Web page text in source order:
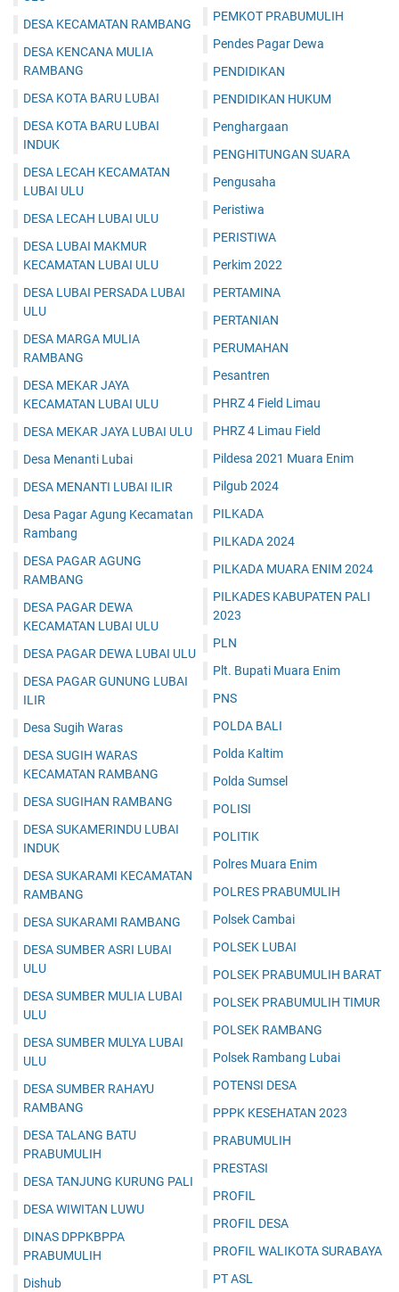
DESA KECAMATAN RAMBANG
DESA KENCANA MULIA
RAMBANG
DESA KOTA BARU LUBAI
DESA KOTA BARU LUBAI
INDUK
DESA LECAH KECAMATAN
LUBAI ULU
DESA LECAH LUBAI ULU
DESA LUBAI MAKMUR
KECAMATAN LUBAI ULU
DESA LUBAI PERSADA LUBAI
ULU
DESA MARGA MULIA
RAMBANG
DESA MEKAR JAYA
KECAMATAN LUBAI ULU
DESA MEKAR JAYA LUBAI ULU
Desa Menanti Lubai
DESA MENANTI LUBAI ILIR
Desa Pagar Agung Kecamatan
Rambang
DESA PAGAR AGUNG
RAMBANG
DESA PAGAR DEWA
KECAMATAN LUBAI ULU
DESA PAGAR DEWA LUBAI ULU
DESA PAGAR GUNUNG LUBAI
ILIR
Desa Sugih Waras
DESA SUGIH WARAS
KECAMATAN RAMBANG
DESA SUGIHAN RAMBANG
DESA SUKAMERINDU LUBAI
INDUK
DESA SUKARAMI KECAMATAN
RAMBANG
DESA SUKARAMI RAMBANG
DESA SUMBER ASRI LUBAI
ULU
DESA SUMBER MULIA LUBAI
ULU
DESA SUMBER MULYA LUBAI
ULU
DESA SUMBER RAHAYU
RAMBANG
DESA TALANG BATU
PRABUMULIH
DESA TANJUNG KURUNG PALI
DESA WIWITAN LUWU
DINAS DPPKBPPA
PRABUMULIH
Dishub
PEMKOT PRABUMULIH
Pendes Pagar Dewa
PENDIDIKAN
PENDIDIKAN HUKUM
Penghargaan
PENGHITUNGAN SUARA
Pengusaha
Peristiwa
PERISTIWA
Perkim 2022
PERTAMINA
PERTANIAN
PERUMAHAN
Pesantren
PHRZ 4 Field Limau
PHRZ 4 Limau Field
Pildesa 2021 Muara Enim
Pilgub 2024
PILKADA
PILKADA 2024
PILKADA MUARA ENIM 2024
PILKADES KABUPATEN PALI
2023
PLN
Plt. Bupati Muara Enim
PNS
POLDA BALI
Polda Kaltim
Polda Sumsel
POLISI
POLITIK
Polres Muara Enim
POLRES PRABUMULIH
Polsek Cambai
POLSEK LUBAI
POLSEK PRABUMULIH BARAT
POLSEK PRABUMULIH TIMUR
POLSEK RAMBANG
Polsek Rambang Lubai
POTENSI DESA
PPPK KESEHATAN 2023
PRABUMULIH
PRESTASI
PROFIL
PROFIL DESA
PROFIL WALIKOTA SURABAYA
PT ASL